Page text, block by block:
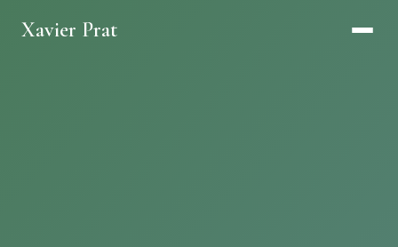
Xavier Prat